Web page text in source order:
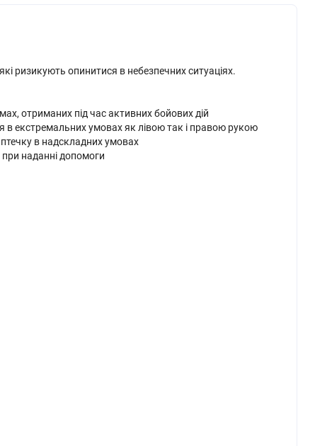
ризикують опинитися в небезпечних ситуаціях.
отриманих під час активних бойових дій
в екстремальних умовах як лівою так і правою рукою
в надскладних умовах
при наданні допомоги